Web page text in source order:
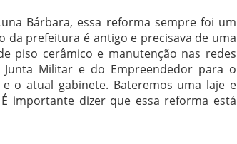
Bárbara, essa reforma sempre foi um
da prefeitura é antigo e precisava de uma
piso cerâmico e manutenção nas redes
Militar e do Empreendedor para o
o atual gabinete. Bateremos uma laje e
importante dizer que essa reforma está